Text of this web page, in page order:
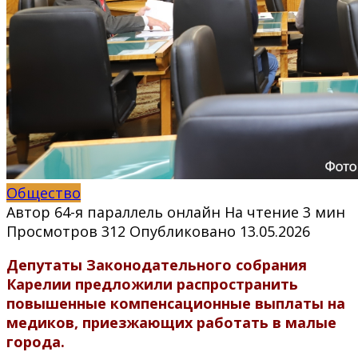
Общество
Автор 64-я параллель онлайн На чтение 3 мин
Просмотров 312 Опубликовано 13.05.2026
Депутаты Законодательного собрания
Карелии предложили распространить
повышенные компенсационные выплаты на
медиков, приезжающих работать в малые
города.